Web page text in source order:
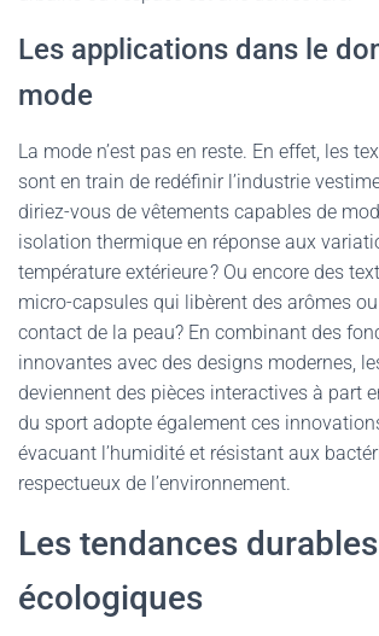
Les applications dans le
mode
La mode n’est pas en reste. En effet, les
sont en train de redéfinir l’industrie
diriez-vous de vêtements capables de
isolation thermique en réponse aux
température extérieure ? Ou encore des
micro-capsules qui libèrent des arômes
contact de la peau? En combinant des
innovantes avec des designs modernes,
deviennent des pièces interactives à part
du sport adopte également ces
évacuant l’humidité et résistant aux
respectueux de l’environnement.
Les tendances
écologiques